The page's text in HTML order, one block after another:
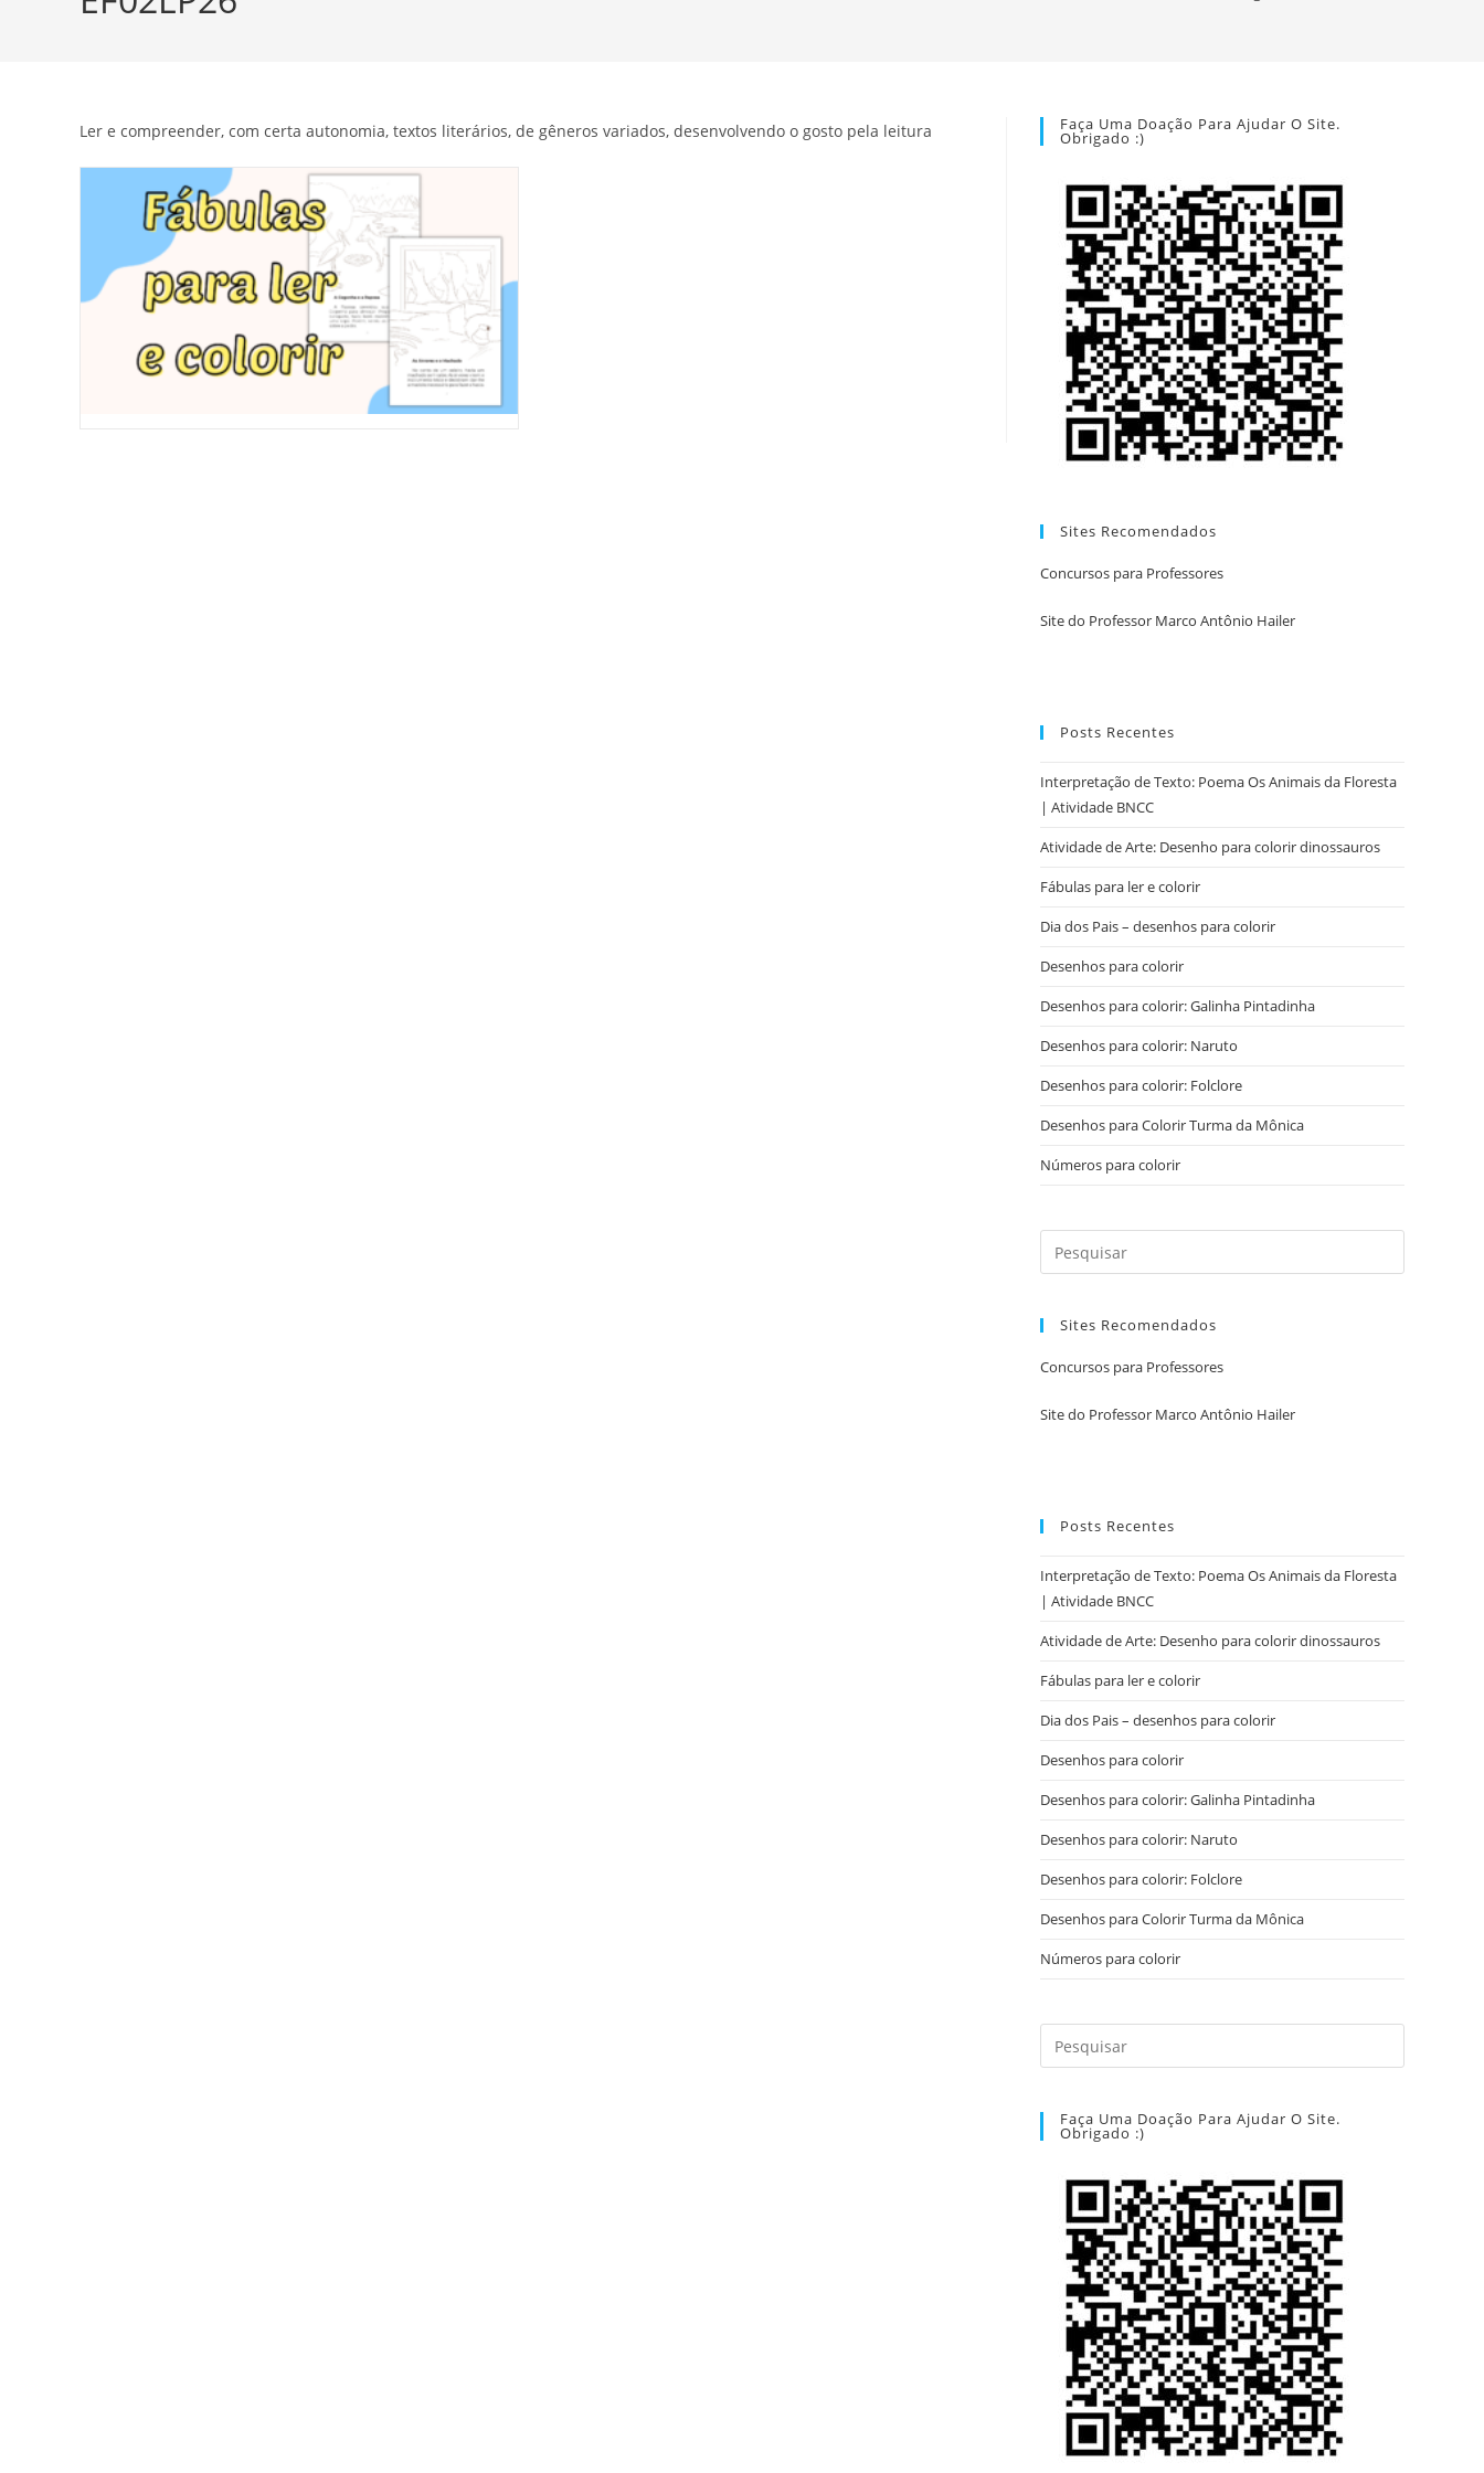
Ler e compreender, com certa autonomia, textos literários, de gêneros variados, desenvolvendo o gosto pela leitura Faça Uma Doação Para Ajudar O Site.
Obrigado :)
Sites Recomendados
Concursos para Professores
Site do Professor Marco Antônio Hailer
Posts Recentes
Interpretação de Texto: Poema Os Animais da Floresta
| Atividade BNCC
Atividade de Arte: Desenho para colorir dinossauros
Fábulas para ler e colorir
Dia dos Pais – desenhos para colorir
Desenhos para colorir
Desenhos para colorir: Galinha Pintadinha
Desenhos para colorir: Naruto
Desenhos para colorir: Folclore
Desenhos para Colorir Turma da Mônica
Números para colorir
Sites Recomendados
Concursos para Professores
Site do Professor Marco Antônio Hailer
Posts Recentes
Interpretação de Texto: Poema Os Animais da Floresta
| Atividade BNCC
Atividade de Arte: Desenho para colorir dinossauros
Fábulas para ler e colorir
Dia dos Pais – desenhos para colorir
Desenhos para colorir
Desenhos para colorir: Galinha Pintadinha
Desenhos para colorir: Naruto
Desenhos para colorir: Folclore
Desenhos para Colorir Turma da Mônica
Números para colorir
Faça Uma Doação Para Ajudar O Site.
Obrigado :)